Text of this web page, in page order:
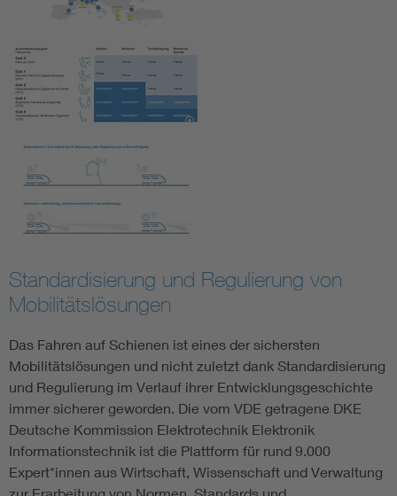
Standardisierung und Regulierung von
Mobilitätslösungen
Das Fahren auf Schienen ist eines der sichersten
Mobilitätslösungen und nicht zuletzt dank Standardisierung
und Regulierung im Verlauf ihrer Entwicklungsgeschichte
immer sicherer geworden. Die vom VDE getragene DKE
Deutsche Kommission Elektrotechnik Elektronik
Informationstechnik ist die Plattform für rund 9.000
Expert*innen aus Wirtschaft, Wissenschaft und Verwaltung